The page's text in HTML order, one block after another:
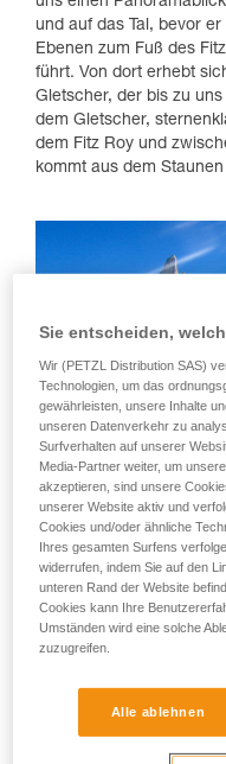
und auf das Tal, bevor
Ebenen zum Fuß des
führt. Von dort erhebt
Gletscher, der bis zu
dem Gletscher,
dem Fitz Roy und
kommt aus dem
Biwakieren auf
Norden
Obwohl Neuseeland in
Touristen anzog, ist es
entfernen, um die raue
auf einer Trekkingtour
Sie entscheiden,
Wir (PETZL Distribution SAS)
Technologien, um das
gewährleisten, unsere Inhalte
unseren Datenverkehr zu
Surfverhalten auf unserer
Media-Partner weiter, um
akzeptieren, sind unsere
unserer Website aktiv und
Cookies und/oder ähnliche
Ihres gesamten Surfens
widerrufen, indem Sie auf den
unteren Rand der Website
Cookies kann Ihre
Umständen wird eine solche
zuzugreifen.
Alle ablehnen